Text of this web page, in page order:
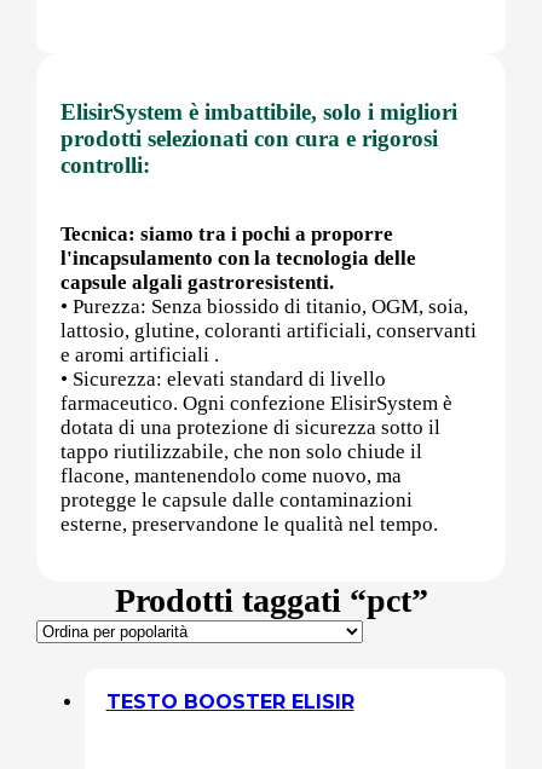
Post (PCT)
Post Workout
Pre-Workout
Prostata
ElisirSystem è imbattibile, solo i migliori
prodotti selezionati con cura e rigorosi
controlli:
Tecnica: siamo tra i pochi a proporre
l'incapsulamento con la tecnologia delle
capsule algali gastroresistenti.
• Purezza: Senza biossido di titanio, OGM, soia,
lattosio, glutine, coloranti artificiali, conservanti
e aromi artificiali .
• Sicurezza: elevati standard di livello
farmaceutico. Ogni confezione ElisirSystem è
dotata di una protezione di sicurezza sotto il
tappo riutilizzabile, che non solo chiude il
flacone, mantenendolo come nuovo, ma
protegge le capsule dalle contaminazioni
esterne, preservandone le qualità nel tempo.
Prodotti taggati “pct”
TESTO BOOSTER ELISIR